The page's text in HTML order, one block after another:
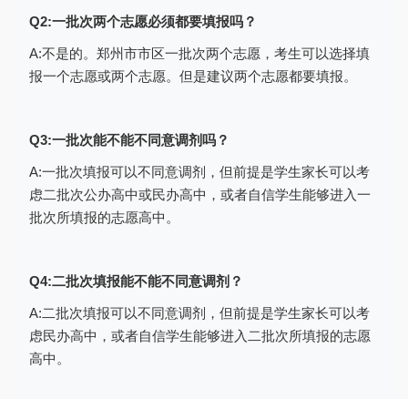
设置的密码。
2、使用微信扫码 二维码登录。
二维码有效期为30秒，30秒后自动更新
信。
备注：忘记登录账号和密码怎么办？
准考证号遗忘：考生请联系初中学校管
入“普通高中志愿填报平台”子系统，点击“报
名信息管理”菜单下“考生报名管理”页面进行
查看考生信息。
Q2:一批次两个志愿必须都要填报吗？
A:不是的。郑州市市区一批次两个志愿，考生可以选择填
报一个志愿或两个志愿。但是建议两个志愿都要填报。
Q3:一批次能不能不同意调剂吗？
A:一批次填报可以不同意调剂，但前提是学生家长可以考
虑二批次公办高中或民办高中，或者自信学生能够进入一
批次所填报的志愿高中。
Q4:二批次填报能不能不同意调剂？
A:二批次填报可以不同意调剂，但前提是学生家长可以考
虑民办高中，或者自信学生能够进入二批次所填报的志愿
高中。